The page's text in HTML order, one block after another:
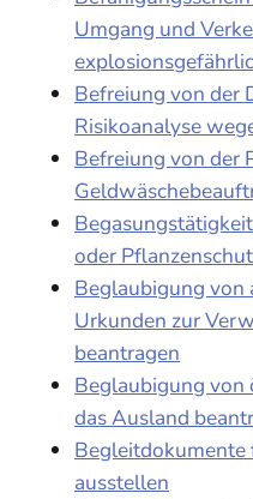
Umgang und
Befreiung von der
Risikoanalyse
Befreiung von der
oder
Beglaubigung von
Urkunden zur
beantragen
Beglaubigung
das Ausland
ausstellen